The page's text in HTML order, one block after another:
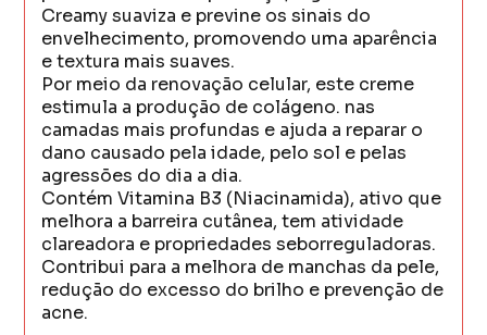
Creamy suaviza e previne os sinais do
envelhecimento, promovendo uma aparência
e textura mais suaves.
Por meio da renovação celular, este creme
estimula a produção de colágeno. nas
camadas mais profundas e ajuda a reparar o
dano causado pela idade, pelo sol e pelas
agressões do dia a dia.
Contém Vitamina B3 (Niacinamida), ativo que
melhora a barreira cutânea, tem atividade
clareadora e propriedades seborreguladoras.
Contribui para a melhora de manchas da pele,
redução do excesso do brilho e prevenção de
acne.